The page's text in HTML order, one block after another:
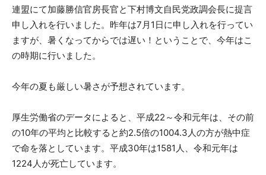
連盟にて加藤勝信官房長官と下村博文自民党政調会長に提言
申し入れを行いました。昨年は7月1日に申し入れを行ってい
ますが、暑くなってからでは遅い！ということで、今年はこ
の時期に行いました。
今年の夏も厳しい暑さが予想されています。
厚生労働省のデータによると、平成22～令和元年は、その前
の10年の平均と比較すると約2.5倍の1004.3人の方が熱中症
で命を落としています。平成30年は1581人、令和元年は
1224人が死亡しています。